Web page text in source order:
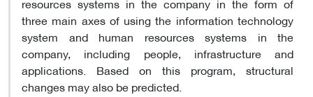
three main axes of using the information technology
system and human resources systems in the
company, including people, infrastructure and
applications. Based on this program, structural
changes may also be predicted.